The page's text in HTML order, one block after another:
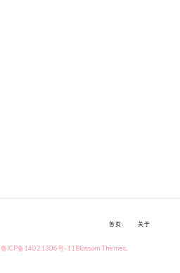
鲁ICP备14021306号-11 Blossom Themes.
首页 关于